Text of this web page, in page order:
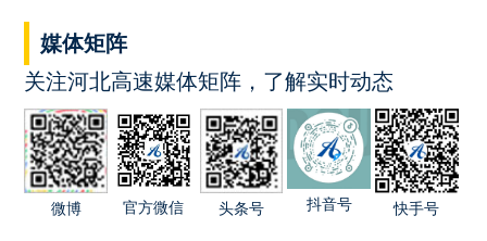
媒体矩阵
关注河北高速媒体矩阵，了解实时动态
微博 官方微信 头条号 抖音号 快手号